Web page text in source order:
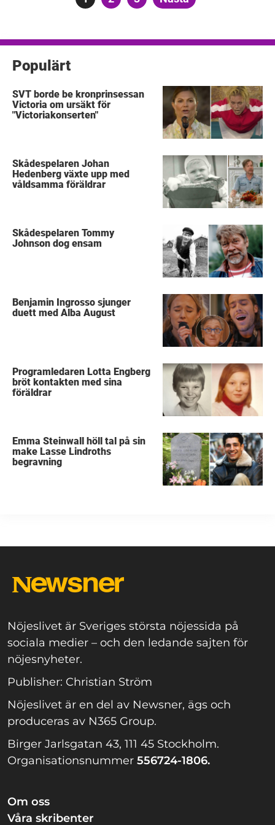
Populärt
SVT borde be kronprinsessan
Victoria om ursäkt för
"Victoriakonserten"
Skådespelaren Johan
Hedenberg växte upp med
våldsamma föräldrar
Skådespelaren Tommy
Johnson dog ensam
Benjamin Ingrosso sjunger
duett med Alba August
Programledaren Lotta Engberg
bröt kontakten med sina
föräldrar
Emma Steinwall höll tal på sin
make Lasse Lindroths
begravning
Nöjeslivet är Sveriges största nöjessida på
sociala medier – och den ledande sajten för
nöjesnyheter.
Publisher: Christian Ström
Nöjeslivet är en del av Newsner, ägs och
produceras av N365 Group.
Birger Jarlsgatan 43, 111 45 Stockholm.
Organisationsnummer 556724-1806.
Om oss
Våra skribenter